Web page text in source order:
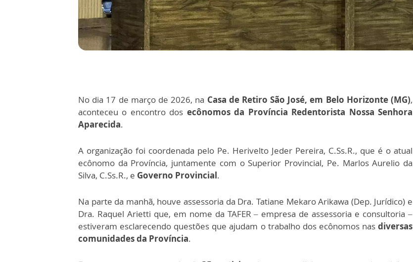
No dia 17 de março de 2026, na Casa de Retiro São José, em Belo Horizonte (MG),
aconteceu o encontro dos ecônomos da Província Redentorista Nossa Senhora
Aparecida.
A organização foi coordenada pelo Pe. Herivelto Jeder Pereira, C.Ss.R., que é o atual
ecônomo da Província, juntamente com o Superior Provincial, Pe. Marlos Aurelio da
Silva, C.Ss.R., e Governo Provincial.
Na parte da manhã, houve assessoria da Dra. Tatiane Mekaro Arikawa (Dep. Jurídico) e
Dra. Raquel Arietti que, em nome da TAFER – empresa de assessoria e consultoria –
estiveram esclarecendo questões que ajudam o trabalho dos ecônomos nas diversas
comunidades da Província.